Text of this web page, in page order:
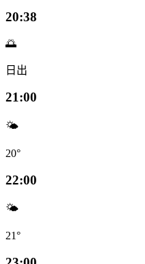
20:38
🌅
日出
21:00
🌤️
20°
22:00
🌤️
21°